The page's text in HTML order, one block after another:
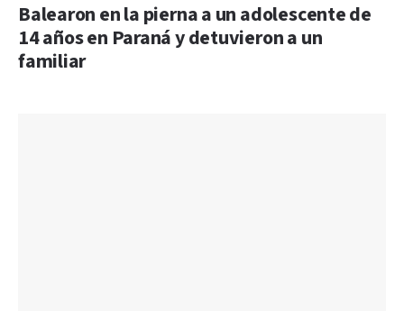
Balearon en la pierna a un adolescente de
14 años en Paraná y detuvieron a un
familiar